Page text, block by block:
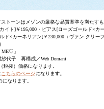
ーンはメゾンの厳格な品質基準を満たすも
ト]￥195,000・ピアス[ローズゴールド×カ
ド×カーネリアン]￥230,000（ヴァン クリー
」
代子 再構成／Web Domani
抜）価格になります。
こちらのページになります。
なります。